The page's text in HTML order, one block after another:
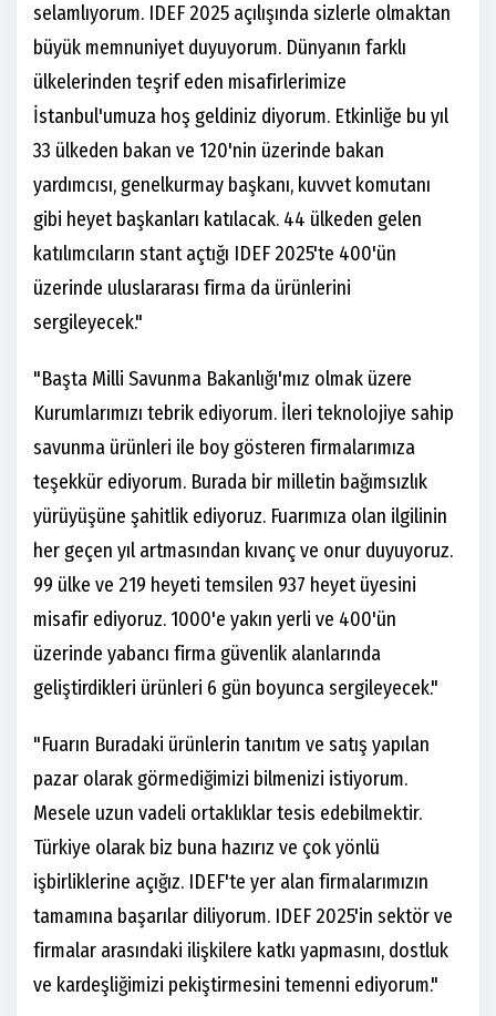
selamlıyorum. IDEF 2025 açılışında sizlerle olmaktan
büyük memnuniyet duyuyorum. Dünyanın farklı
ülkelerinden teşrif eden misafirlerimize
İstanbul'umuza hoş geldiniz diyorum. Etkinliğe bu yıl
33 ülkeden bakan ve 120'nin üzerinde bakan
yardımcısı, genelkurmay başkanı, kuvvet komutanı
gibi heyet başkanları katılacak. 44 ülkeden gelen
katılımcıların stant açtığı IDEF 2025'te 400'ün
üzerinde uluslararası firma da ürünlerini
sergileyecek."
"Başta Milli Savunma Bakanlığı'mız olmak üzere
Kurumlarımızı tebrik ediyorum. İleri teknolojiye sahip
savunma ürünleri ile boy gösteren firmalarımıza
teşekkür ediyorum. Burada bir milletin bağımsızlık
yürüyüşüne şahitlik ediyoruz. Fuarımıza olan ilgilinin
her geçen yıl artmasından kıvanç ve onur duyuyoruz.
99 ülke ve 219 heyeti temsilen 937 heyet üyesini
misafir ediyoruz. 1000'e yakın yerli ve 400'ün
üzerinde yabancı firma güvenlik alanlarında
geliştirdikleri ürünleri 6 gün boyunca sergileyecek."
"Fuarın Buradaki ürünlerin tanıtım ve satış yapılan
pazar olarak görmediğimizi bilmenizi istiyorum.
Mesele uzun vadeli ortaklıklar tesis edebilmektir.
Türkiye olarak biz buna hazırız ve çok yönlü
işbirliklerine açığız. IDEF'te yer alan firmalarımızın
tamamına başarılar diliyorum. IDEF 2025'in sektör ve
firmalar arasındaki ilişkilere katkı yapmasını, dostluk
ve kardeşliğimizi pekiştirmesini temenni ediyorum."